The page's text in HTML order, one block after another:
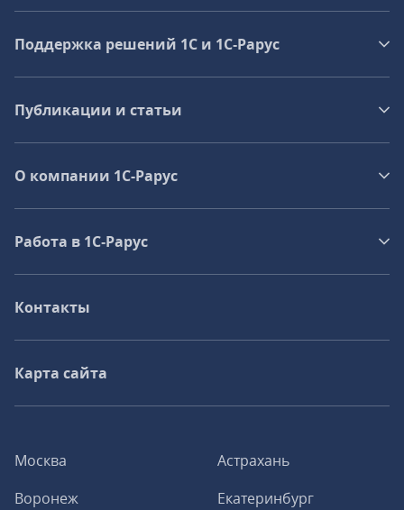
Москва
Астрахань
Воронеж
Екатеринбург
Поддержка решений 1С и 1С‑Рарус
Публикации и статьи
О компании 1C-Рарус
Работа в 1С‑Рарус
Контакты
Карта сайта